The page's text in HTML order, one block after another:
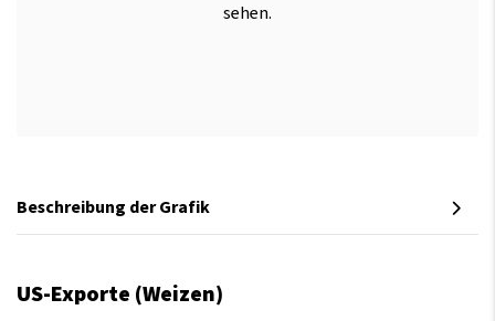
sehen.
Beschreibung der Grafik
US-Exporte (Weizen)